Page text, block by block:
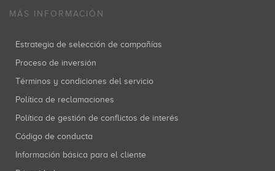
MÁS INFORMACIÓN
Estrategia de selección de compañías
Proceso de inversión
Términos y condiciones del servicio
Política de reclamaciones
Política de gestión de conflictos de interés
Código de conducta
Información básica para el cliente